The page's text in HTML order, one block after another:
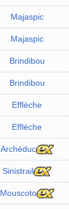
Majaspic
Majaspic
Brindibou
Brindibou
Efflèche
Efflèche
Archéduc
Sinistrail
Mouscoto